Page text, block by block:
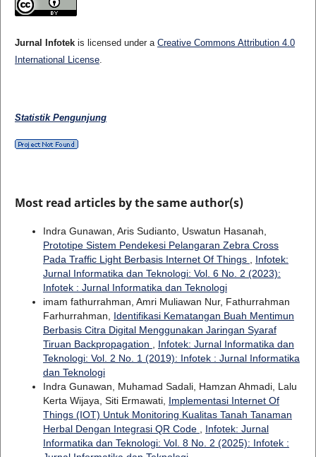
Jurnal Infotekis licensed under a Creative Commons Attribution 4.0
International License.
Statistik Pengunjung
Most read articles by the same author(s)
Indra Gunawan, Aris Sudianto, Uswatun Hasanah,
Prototipe Sistem Pendekesi Pelangaran Zebra Cross
Pada Traffic Light Berbasis Internet Of Things
Infotek:
Jurnal Informatika dan Teknologi: Vol. 6 No. 2 (2023):
Infotek : Jurnal Informatika dan Teknologi
imam fathurrahman, Amri Muliawan Nur, Fathurrahman
Farhurrahman, Identifikasi Kematangan Buah Mentimun
Berbasis Citra Digital Menggunakan Jaringan Syaraf
Tiruan Backpropagation
Infotek: Jurnal Informatika dan
Teknologi: Vol. 2 No. 1 (2019): Infotek : Jurnal Informatika
dan Teknologi
Indra Gunawan, Muhamad Sadali, Hamzan Ahmadi, Lalu
Kerta Wijaya, Siti Ermawati, Implementasi Internet Of
Things (IOT) Untuk Monitoring Kualitas Tanah Tanaman
Herbal Dengan Integrasi QR Code
Infotek: Jurnal
Informatika dan Teknologi: Vol. 8 No. 2 (2025): Infotek :